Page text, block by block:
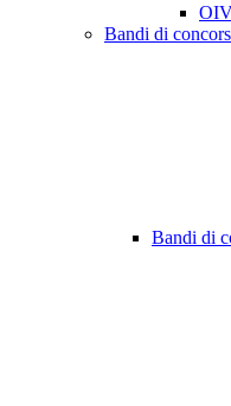
Bandi di
Bandi di